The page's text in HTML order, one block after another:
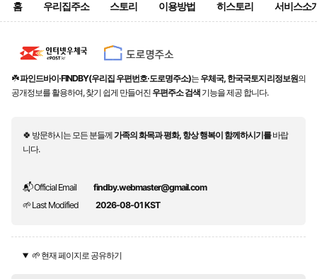
홈 우리집주소 스토리 이용방법 히스토리 서비스소
☘️파인드바이·FINDBY(우리집 우편번호·도로명주소)는 우체국, 한국국토지리정보원의
공개정보를 활용하여, 찾기 쉽게 만들어진 우편주소 검색 기능을 제공 합니다.
🍀 방문하시는 모든 분들께가족의 화목과 평화, 항상 행복이 함께하시기를바랍
니다.
📬 Official Email
findby.webmaster@gmail.com
🌱 Last Modified
2026-08-01 KST
🌱 현재 페이지로 공유하기